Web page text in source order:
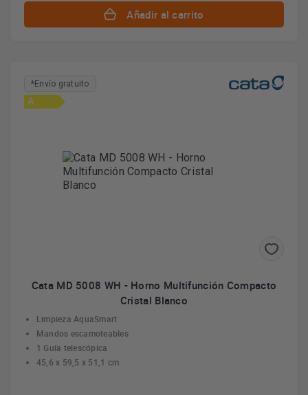
Añadir al carrito
*Envío gratuito
A
Cata MD 5008 WH - Horno Multifunción Compacto
Cristal Blanco
Limpieza AquaSmart
Mandos escamoteables
1 Guía telescópica
45,6 x 59,5 x 51,1 cm